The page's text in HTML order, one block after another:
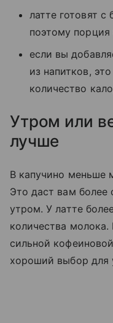
латте готовят
поэтому порция
если вы
из напитков,
количество
Утром или
лучше
В капучино меньше
Это даст вам более
утром. У латте
количества
сильной
хороший выбор для